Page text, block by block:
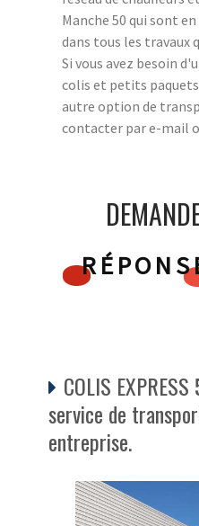
Manche 50 qui sont
dans tous les travaux
Si vous avez besoin
colis et petits
autre option de
contacter par e-mail
COLIS
service de
entreprise.